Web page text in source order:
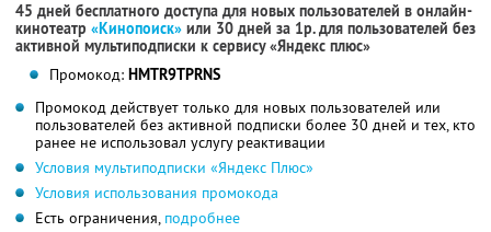
45 дней бесплатного доступа для новых пользователей в онлайн-
кинотеатр «Кинопоиск» или 30 дней за 1р. для пользователей без
активной мультиподписки к сервису «Яндекс плюс»
Промокод: HMTR9TPRNS
Промокод действует только для новых пользователей или
пользователей без активной подписки более 30 дней и тех, кто
ранее не использовал услугу реактивации
Условия мультиподписки «Яндекс Плюс»
Условия использования промокода
Есть ограничения, подробнее